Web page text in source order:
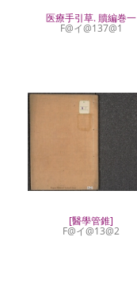
医療手引草. 贖編巻一
F@イ@137@1
[醫學管錐]
F@イ@13@2